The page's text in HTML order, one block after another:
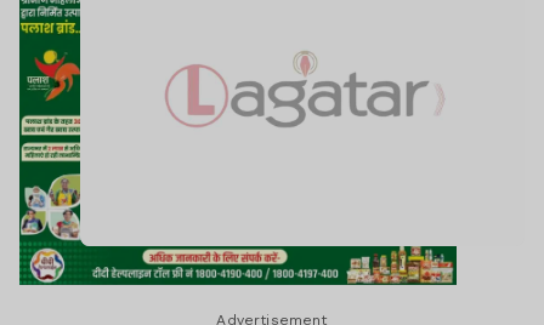
Advertisement